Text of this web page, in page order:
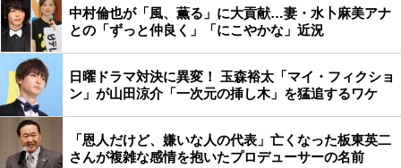
中村倫也が「風、薫る」に大貢献…妻・水卜麻美アナ
との「ずっと仲良く」「にこやかな」近況
日曜ドラマ対決に異変！ 玉森裕太「マイ・フィクショ
ン」が山田涼介「一次元の挿し木」を猛追するワケ
「恩人だけど、嫌いな人の代表」亡くなった板東英二
さんが複雑な感情を抱いたプロデューサーの名前